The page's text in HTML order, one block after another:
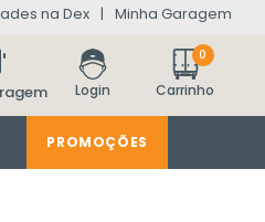
na Dex Minha Garagem
0
PROMOÇÕES